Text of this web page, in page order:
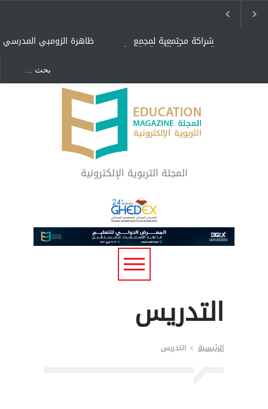
ظاهرة الزومبي المدرسي شراكة مجتمعية لمجمع
تعليمي بالطائف تستهدف
"كنت أنضرب ومافيني إلا
العافية" هل هذا مبرر
لاستمرار أسلوب التربية
المتوارث؟
لماذا تعد برامج توعية الأطفال
بخصوصية الجسد وقاية لا
فضول؟
المجلة التربوية الإلكترونية
التدريس
الرئيسية التدريس